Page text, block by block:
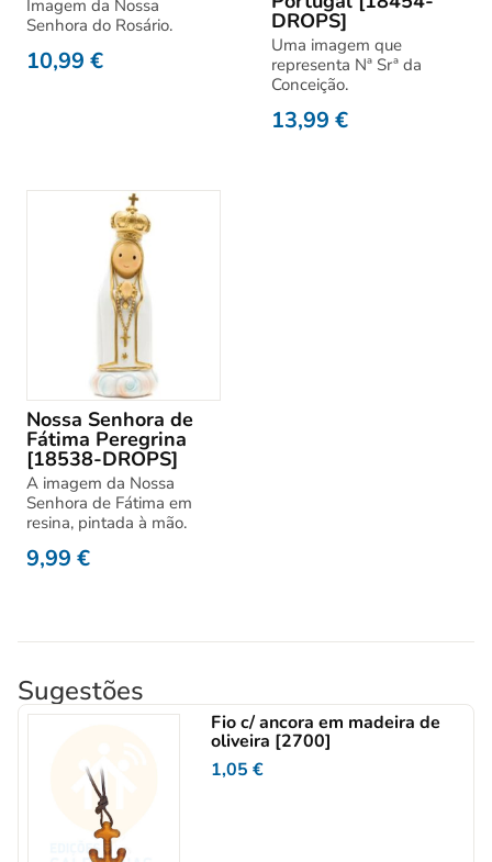
Imagem da Nossa
Senhora do Rosário.
10,99 €
DROPS]
Uma imagem que
representa Nª Srª da
Conceição.
13,99 €
Nossa Senhora de
Fátima Peregrina
[18538-DROPS]
A imagem da Nossa
Senhora de Fátima em
resina, pintada à mão.
9,99 €
Sugestões
Fio c/ ancora em madeira de
oliveira [2700]
1,05€